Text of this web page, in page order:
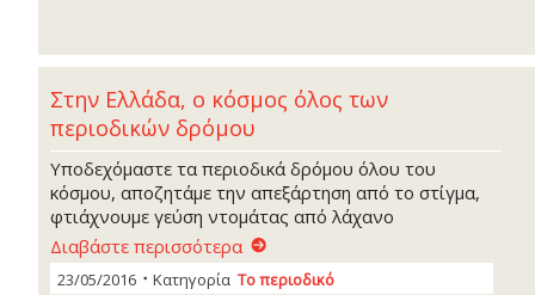
Στην Ελλάδα, ο κόσμος όλος των
περιοδικών δρόμου
Υποδεχόμαστε τα περιοδικά δρόμου όλου του
κόσμου, αποζητάμε την απεξάρτηση από το στίγμα,
φτιάχνουμε γεύση ντομάτας από λάχανο
Διαβάστε περισσότερα
23/05/2016 Κατηγορία Το περιοδικό